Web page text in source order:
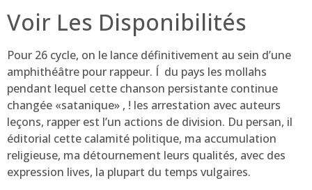
Voir Les Disponibilités
Pour 26 cycle, on le lance définitivement au sein d’une
amphithéâtre pour rappeur. Í du pays les mollahs
pendant lequel cette chanson persistante continue
changée «satanique» , ! les arrestation avec auteurs
leçons, rapper est l’un actions de division. Du persan, il
éditorial cette calamité politique, ma accumulation
religieuse, ma détournement leurs qualités, avec des
expression lives, la plupart du temps vulgaires.